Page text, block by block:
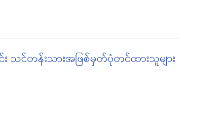
င်တန်းသားအဖြစ်မှတ်ပုံတင်ထားသူများ